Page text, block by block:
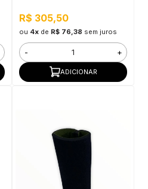
R$ 305,50
ou 4xde R$ 76,38 sem juros
- +
ADICIONAR